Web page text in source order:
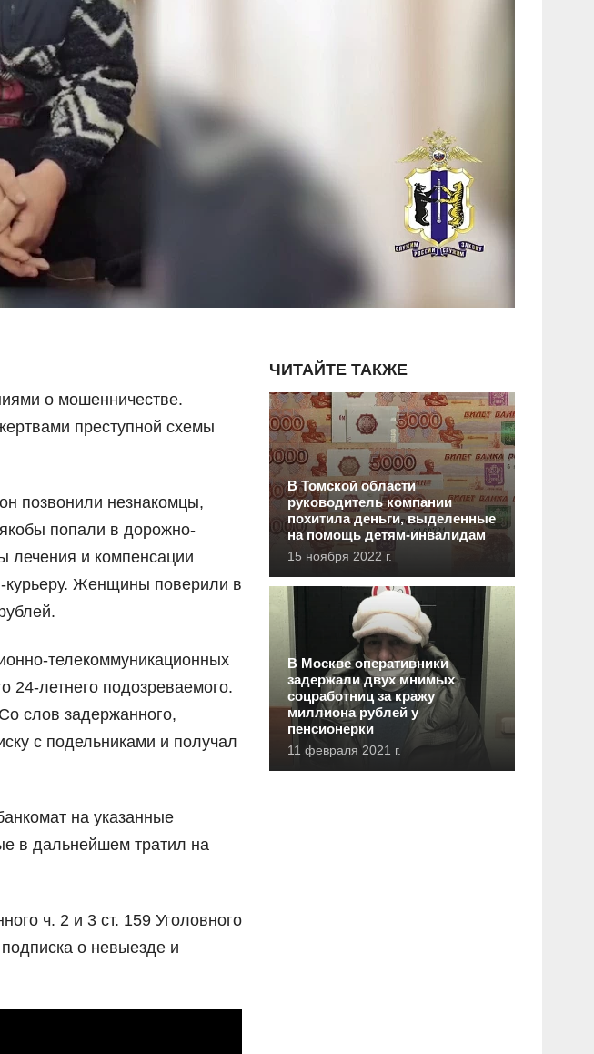
о мошенничестве.
преступной схемы
позвонили незнакомцы,
попали в дорожно-
лечения и компенсации
курьеру. Женщины поверили в
телекоммуникационных
24-летнего подозреваемого.
слов задержанного,
с подельниками и получал
на указанные
в дальнейшем тратил на
ч. 2 и 3 ст. 159 Уголовного
о невыезде и
ЧИТАЙТЕ ТАКЖЕ
В Томской области
руководитель компании
похитила деньги, выделенные
на помощь детям-инвалидам
15 ноября 2022 г.
В Москве оперативники
задержали двух мнимых
соцработниц за кражу
миллиона рублей у
пенсионерки
11 февраля 2021 г.